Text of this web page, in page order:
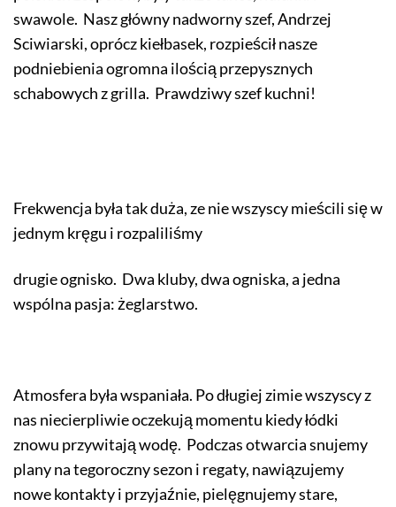
swawole. Nasz główny nadworny szef, Andrzej
Sciwiarski, oprócz kiełbasek, rozpieścił nasze
podniebienia ogromna ilością przepysznych
schabowych z grilla. Prawdziwy szef kuchni!
Frekwencja była tak duża, ze nie wszyscy mieścili się w
jednym kręgu i rozpaliliśmy
drugie ognisko. Dwa kluby, dwa ogniska, a jedna
wspólna pasja: żeglarstwo.
Atmosfera była wspaniała. Po długiej zimie wszyscy z
nas niecierpliwie oczekują momentu kiedy łódki
znowu przywitają wodę. Podczas otwarcia snujemy
plany na tegoroczny sezon i regaty, nawiązujemy
nowe kontakty i przyjaźnie, pielęgnujemy stare,